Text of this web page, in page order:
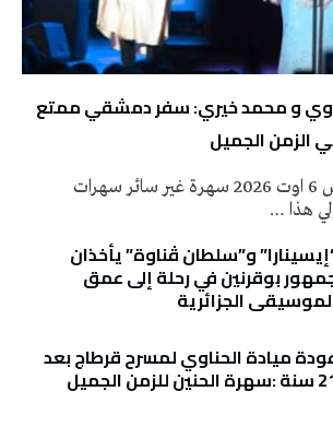
و محمد خيري: سفر دمشقي ممتع
الزمن الجميل
كانت سهرة الخميس 6 اوت 2026 سهرة غير سائر سهرات
هذا …
و”سلطان ڤناوة” يأخذان
بوقرنين في رحلة إلى عمق
الجزائرية
ميادة الحناوي لمسرح قرطاج بعد
للزمن الجميل